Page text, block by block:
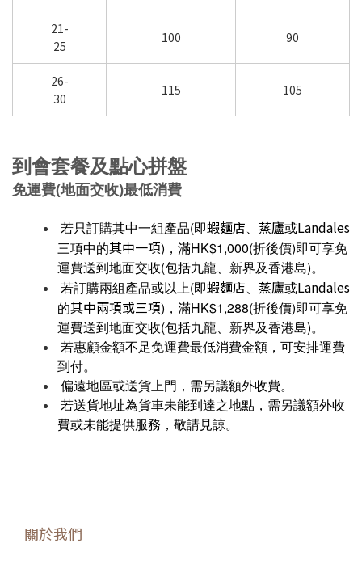
21-
25
100 90
26-
30
115 105
到會套餐及點心拼盤
免運費(地面交收)最低消費
若只訂購其中一組產品(即蝦麵店、 蒸廬或Landales
三項中的其中一項)，滿HK$1,000(折後價)即可享免
運費送到地面交收(包括九龍、新界及香港島)。
若訂購兩組產品或以上(即蝦麵店、 蒸廬或Landales
的其中兩項或三項)，滿HK$1,288(折後價)即可享免
運費送到地面交收(包括九龍、新界及香港島)。
到付。
偏遠地區或送貨上門，需另議額外收費。
費或未能提供服務，敬請見諒。
關於我們